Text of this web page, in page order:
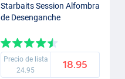
Starbaits Session Alfombra
de Desenganche
Precio de lista
24.95
18.95